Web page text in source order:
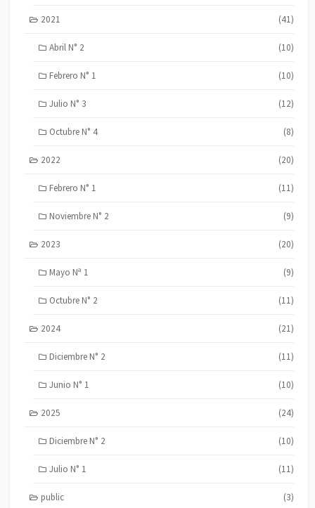
2021 (41)
Abril N° 2 (10)
Febrero N° 1 (10)
Julio N° 3 (12)
Octubre N° 4 (8)
2022 (20)
Febrero N° 1 (11)
Noviembre N° 2 (9)
2023 (20)
Mayo Nª 1 (9)
Octubre N° 2 (11)
2024 (21)
Diciembre N° 2 (11)
Junio N° 1 (10)
2025 (24)
Diciembre N° 2 (10)
Julio N° 1 (11)
public (3)